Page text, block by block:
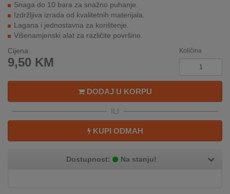
NALOG
AKCIJE
BRENDOVI
NOVO
PONUDI
KONTAKT
Snaga do 10 bara za snažno puhanje.
Izdržljiva izrada od kvalitetnih materijala.
Lagana i jednostavna za korištenje.
Višenamjenski alat za različite površine.
Cijena:
9,50 KM
Količina
DODAJ U KORPU
ILI
KUPI ODMAH
Dostupnost: Na stanju!